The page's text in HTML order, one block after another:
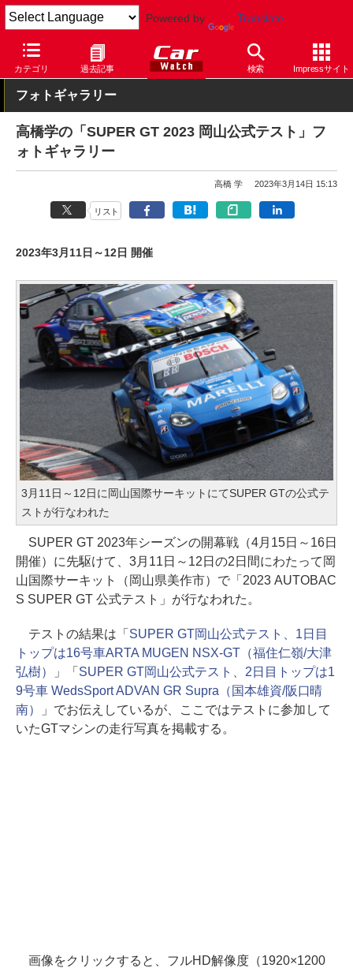
Powered by Translate
カテゴリ 過去記事 検索 Impressサイト
Car Watch モータースポーツ SUPER GT
フォトギャラリー
高橋学の「SUPER GT 2023 岡山公式テスト」フ
ォトギャラリー
高橋 学 2023年3月14日 15:13
リスト
2023年3月11日～12日 開催
3月11日～12日に岡山国際サーキットにてSUPER GTの公式テ
ストが行なわれた
SUPER GT 2023年シーズンの開幕戦（4月15日～16日
開催）に先駆けて、3月11日～12日の2日間にわたって岡
山国際サーキット（岡山県美作市）で「2023 AUTOBAC
S SUPER GT 公式テスト」が行なわれた。
テストの結果は「 SUPER GT岡山公式テスト、1日目
トップは16号車ARTA MUGEN NSX-GT（福住仁嶺/大津
弘樹）
」「 SUPER GT岡山公式テスト、2日目トップは1
9号車 WedsSport ADVAN GR Supra（国本雄資/阪口晴
南）
」でお伝えしているが、ここではテストに参加して
いたGTマシンの走行写真を掲載する。
画像をクリックすると、フルHD解像度（1920×1200